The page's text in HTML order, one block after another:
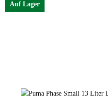
Auf Lager